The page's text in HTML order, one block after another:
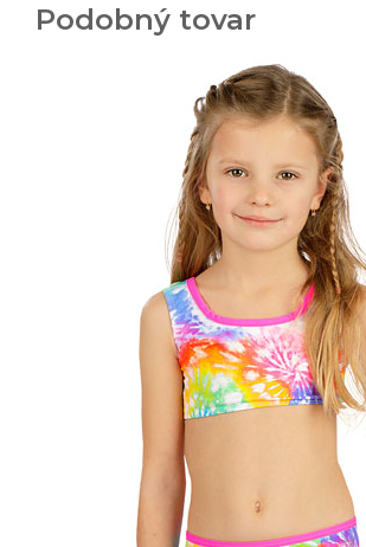
Podobný tovar